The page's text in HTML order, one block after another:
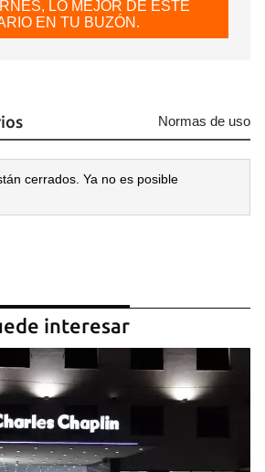
LO MEJOR DE ESTE
EN TU BUZÓN.
Normas de uso
cerrados. Ya no es posible
interesar